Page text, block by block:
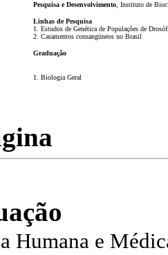
Pesquisa e Desenvolvimento , Instituto de
Linhas de Pesquisa
1. Estudos de Genética de Populações de
2. Casamentos consangüneos no Brasil
Graduação
1. Biologia Geral
Humana e